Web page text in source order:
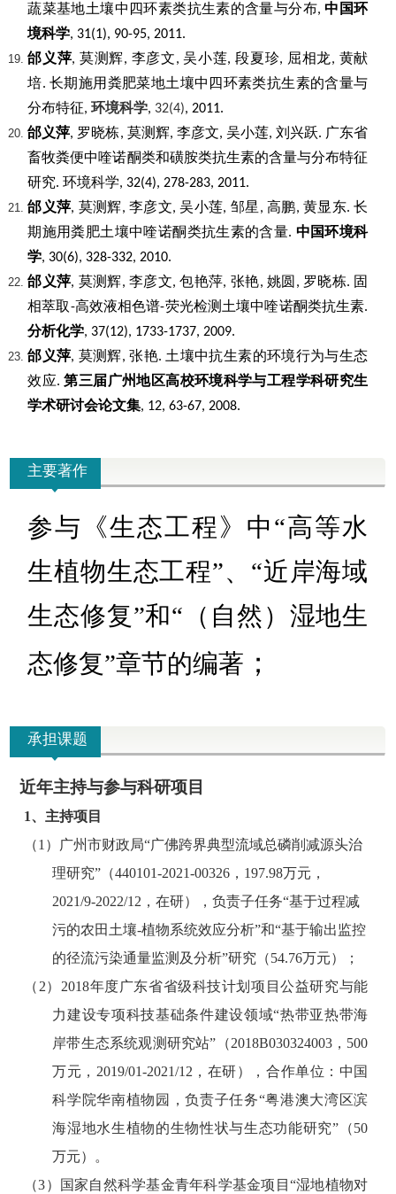
蔬菜基地土壤中四环素类抗生素的含量与分布,中国环
境科学, 31(1), 90-95, 2011.
邰义萍, 莫测辉, 李彦文,吴小莲,段夏珍, 屈相龙, 黄献
培.长期施用粪肥菜地土壤中四环素类抗生素的含量与
分布特征,环境科学, 32(4),2011.
邰义萍, 罗晓栋, 莫测辉, 李彦文, 吴小莲,刘兴跃. 广东省
畜牧粪便中喹诺酮类和磺胺类抗生素的含量与分布特征
研究.环境科学, 32(4), 278-283, 2011.
邰义萍, 莫测辉,李彦文,吴小莲, 邹星 , 高鹏, 黄显东.长
期施用粪肥土壤中喹诺酮类抗生素的含量. 中国环境科
学, 30(6), 328-332, 2010.
邰义萍, 莫测辉,李彦文,包艳萍, 张艳, 姚圆 , 罗晓栋. 固
相萃取-高效液相色谱-荧光检测土壤中喹诺酮类抗生素.
分析化学, 37(12), 1733-1737, 2009.
邰义萍, 莫测辉,张艳.土壤中抗生素的环境行为与生态
效应.第三届广州地区高校环境科学与工程学科研究生
学术研讨会论文集, 12, 63-67, 2008.
主要著作
参与《生态工程》中“高等水
生植物生态工程”、“近岸海域
生态修复”和“（自然）湿地生
态修复”章节的编著 ；
承担课题
近年主持与参与科研项目
1、主持项目
（1 ） 广州市财政局“广佛跨界典型流域总磷削减源头治
理研究”（440101-2021-00326 ， 197.98万元，
2021/9-2022/12 ，在研），负责子任务“基于过程减
污的农田土壤-植物系统效应分析”和“基于输出监控
的径流污染通量监测及分析”研究（54.76万元）；
（ 2） 2018年度广东省省级科技计划项目公益研究与能
力建设专项科技基础条件建设领域“热带亚热带海
岸带生态系统观测研究站” （2018B030324003， 500
万元， 2019/01-2021/12 ，在研），合作单位：中国
科学院华南植物园，负责子任务“粤港澳大湾区滨
海湿地水生植物的生物性状与生态功能研究”（50
万元）
。
（3）国家自然科学基金青年科学基金项目 “湿地植物对